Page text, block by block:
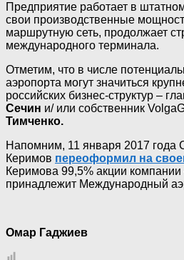
Предприятие работает в
свои производственные
маршрутную сеть, продолжает
международного терминала.
Отметим, что в числе
аэропорта могут значиться
российских бизнес-структур –
Сечин и/ или собственник
Тимченко.
Напомним, 11 января 2017 года
Керимов переоформил на
Керимова 99,5% акции компании
принадлежит Международный
Омар Гаджиев